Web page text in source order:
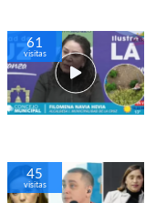
61
visitas
45
visitas